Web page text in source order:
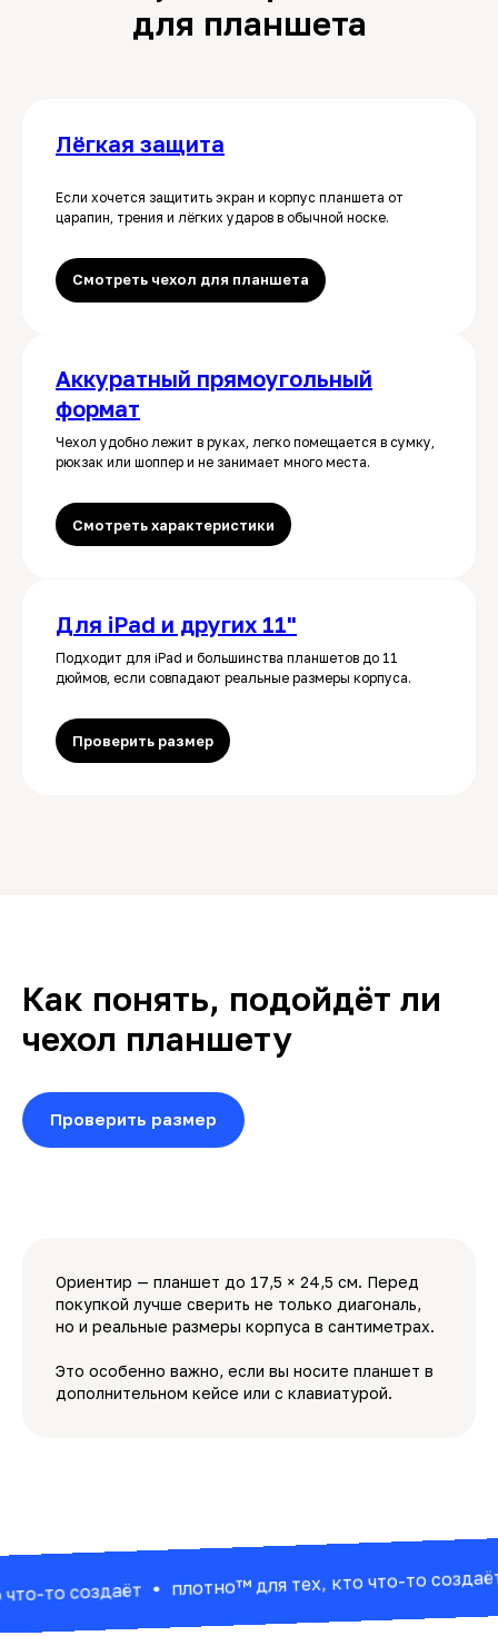
для планшета
Лёгкая защита
Если хочется защитить экран и корпус планшета от
царапин, трения и лёгких ударов в обычной носке.
Смотреть чехол для планшета
Аккуратный прямоугольный
формат
Чехол удобно лежит в руках, легко помещается в сумку,
рюкзак или шоппер и не занимает много места.
Смотреть характеристики
Для iPad и других 11"
Подходит для iPad и большинства планшетов до 11
дюймов, если совпадают реальные размеры корпуса.
Проверить размер
Как понять, подойдёт ли
чехол планшету
Проверить размер
Ориентир — планшет до 17,5 × 24,5 см. Перед
покупкой лучше сверить не только диагональ,
но и реальные размеры корпуса в сантиметрах.
Это особенно важно, если вы носите планшет в
дополнительном кейсе или с клавиатурой.
создаёт плотно™ для тех, кто что-то создаёт